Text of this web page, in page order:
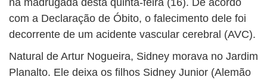
na madrugada desta quinta-feira (16). De acordo
com a Declaração de Óbito, o falecimento dele foi
decorrente de um acidente vascular cerebral (AVC).
Natural de Artur Nogueira, Sidney morava no Jardim
Planalto. Ele deixa os filhos Sidney Junior (Alemão